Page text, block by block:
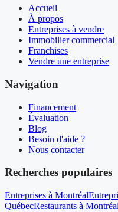
Accueil
À propos
Entreprises à vendre
Immobilier commercial
Franchises
Vendre une entreprise
Navigation
Financement
Évaluation
Blog
Besoin d'aide ?
Nous contacter
Recherches populaires
Entreprises à Montréal
QuébecRestaurants à Montréal